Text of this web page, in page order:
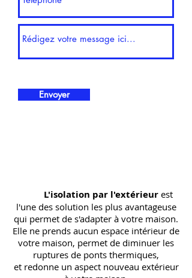
Envoyer
L'isolation par l'extérieurest
l'une des solution les plus avantageuse
qui permet de s'adapter à votre maison.
Elle ne prends aucun espace intérieur de
votre maison, permet de diminuer les
ruptures de ponts thermiques,
et redonne un aspect nouveau extérieur